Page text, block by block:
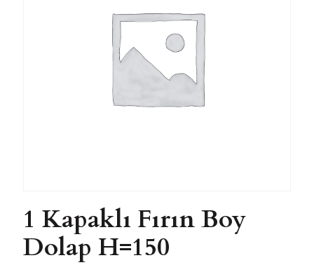
1 Kapaklı Fırın Boy
Dolap H=150